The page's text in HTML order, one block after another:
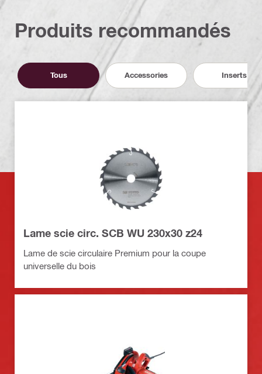
Produits recommandés
Tous Accessories Inserts
Lame scie circ. SCB WU 230x30 z24
Lame de scie circulaire Premium pour la coupe
universelle du bois